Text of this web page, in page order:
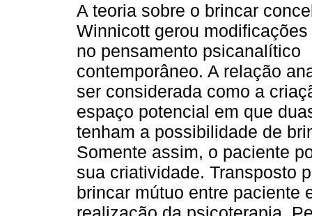
A teoria sobre o brincar
Winnicott gerou
no pensamento psicanalítico
contemporâneo. A relação
ser considerada como a
espaço potencial em que
tenham a possibilidade de
Somente assim, o paciente
sua criatividade. Transposto
brincar mútuo entre paciente